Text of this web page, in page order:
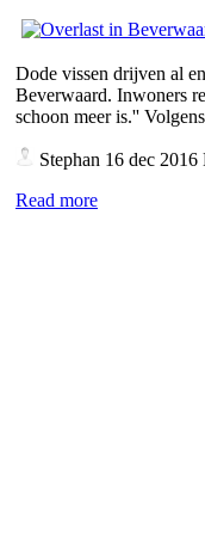
Dode vissen drijven al
Beverwaard. Inwoners
schoon meer is.''
Stephan 16 dec 2016
Read more